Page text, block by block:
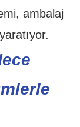
ambalaj